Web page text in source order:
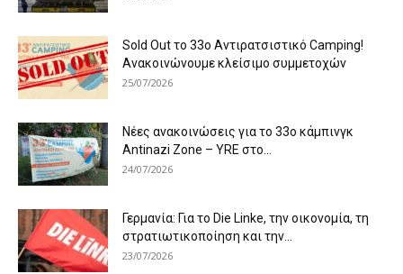
Sold Out το 33ο Αντιρατσιστικό Camping!
Ανακοινώνουμε κλείσιμο συμμετοχών
25/07/2026
Νέες ανακοινώσεις για το 33ο κάμπινγκ
Antinazi Zone – YRE στο...
24/07/2026
Γερμανία: Για το Die Linke, την οικονομία, τη
στρατιωτικοποίηση και την...
23/07/2026